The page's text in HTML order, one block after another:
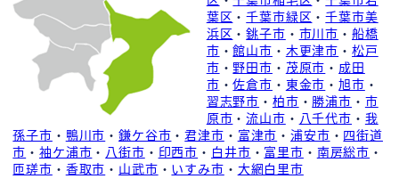
葉区 ・千葉市緑区 ・千葉市美
浜区 ・銚子市 ・ 市川市 ・船橋
市 ・館山市 ・ 木更津市 ・松戸
市 ・ 野田市 ・ 茂原市 ・ 成田
市 ・佐倉市 ・ 東金市 ・旭市 ・
習志野市 ・ 柏市 ・ 勝浦市 ・ 市
原市 ・流山市 ・ 八千代市 ・ 我
孫子市 ・ 鴨川市 ・鎌ケ谷市 ・君津市 ・ 富津市 ・浦安市 ・ 四街道
市 ・袖ケ浦市 ・ 八街市 ・ 印西市 ・ 白井市 ・ 富里市 ・ 南房総市 ・
匝瑳市 ・ 香取市 ・ 山武市 ・ いすみ市 ・ 大網白里市